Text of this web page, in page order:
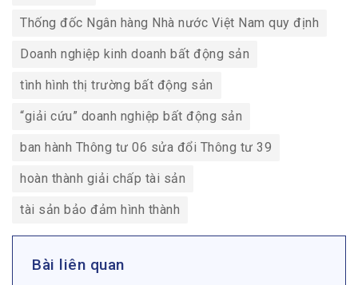
Thống đốc Ngân hàng Nhà nước Việt Nam quy định
Doanh nghiệp kinh doanh bất động sản
tình hình thị trường bất động sản
“giải cứu” doanh nghiệp bất động sản
ban hành Thông tư 06 sửa đổi Thông tư 39
hoàn thành giải chấp tài sản
tài sản bảo đảm hình thành
Bài liên quan